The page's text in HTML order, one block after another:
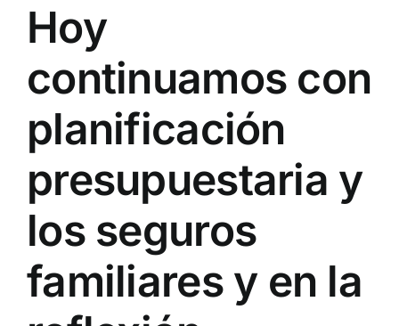
Hoy
continuamos con
planificación
presupuestaria y
los seguros
familiares y en la